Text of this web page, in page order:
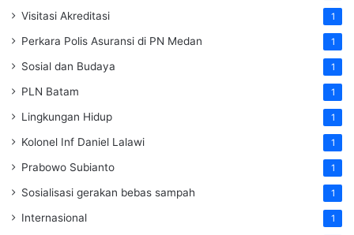
Visitasi Akreditasi 1
Perkara Polis Asuransi di PN Medan 1
Sosial dan Budaya 1
PLN Batam 1
Lingkungan Hidup 1
Kolonel Inf Daniel Lalawi 1
Prabowo Subianto 1
Sosialisasi gerakan bebas sampah 1
Internasional 1